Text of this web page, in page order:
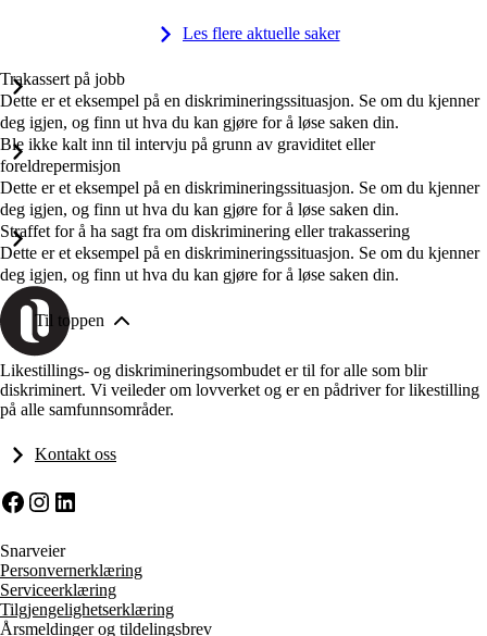
Les flere aktuelle saker
Trakassert på jobb
Dette er et eksempel på en diskrimineringssituasjon. Se om du kjenner
deg igjen, og finn ut hva du kan gjøre for å løse saken din.
Ble ikke kalt inn til intervju på grunn av graviditet eller
foreldrepermisjon
Dette er et eksempel på en diskrimineringssituasjon. Se om du kjenner
deg igjen, og finn ut hva du kan gjøre for å løse saken din.
Straffet for å ha sagt fra om diskriminering eller trakassering
Dette er et eksempel på en diskrimineringssituasjon. Se om du kjenner
deg igjen, og finn ut hva du kan gjøre for å løse saken din.
Til toppen
Likestillings- og diskrimineringsombudet er til for alle som blir
diskriminert. Vi veileder om lovverket og er en pådriver for likestilling
på alle samfunnsområder.
Kontakt oss
Facebook
Instagram
LinkedIn
Snarveier
Personvernerklæring
Serviceerklæring
Tilgjengelighetserklæring
Årsmeldinger og tildelingsbrev